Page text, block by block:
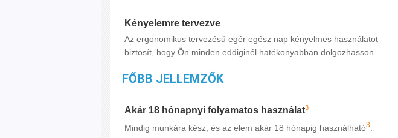
Kényelemre tervezve
Az ergonomikus tervezésű egér egész nap kényelmes használatot
biztosít, hogy Ön minden eddiginél hatékonyabban dolgozhasson.
FŐBB JELLEMZŐK
Akár 18 hónapnyi folyamatos használat3
Mindig munkára kész, és az elem akár 18 hónapig használható3